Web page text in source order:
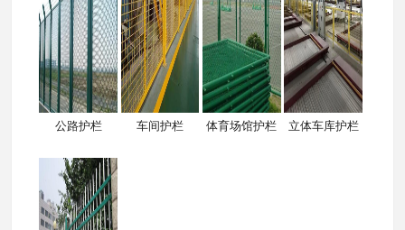
公路护栏 车间护栏 体育场馆护栏 立体车库护栏